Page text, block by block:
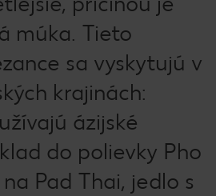
múka. Tieto
sa vyskytujú v
krajinách:
ázijské
do polievky Pho
Pad Thai, jedlo s